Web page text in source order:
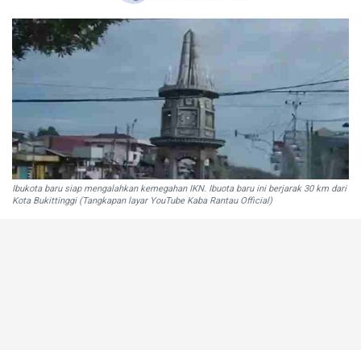
Ibukota baru siap mengalahkan kemegahan IKN. Ibuota baru ini berjarak 30 km dari
Kota Bukittinggi (Tangkapan layar YouTube Kaba Rantau Official)